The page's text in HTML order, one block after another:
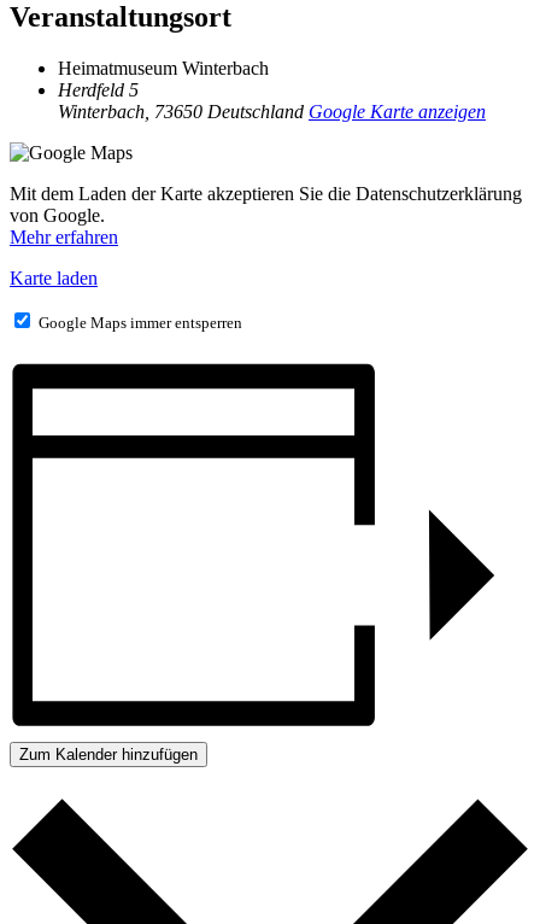
Veranstaltungsort
Heimatmuseum Winterbach
Herdfeld 5
Winterbach 73650 Deutschland Google Karte anzeigen
Mit dem Laden der Karte akzeptieren Sie die Datenschutzerklärung
von Google.
Mehr erfahren
Karte laden
Google Maps immer entsperren
Zum Kalender hinzufügen